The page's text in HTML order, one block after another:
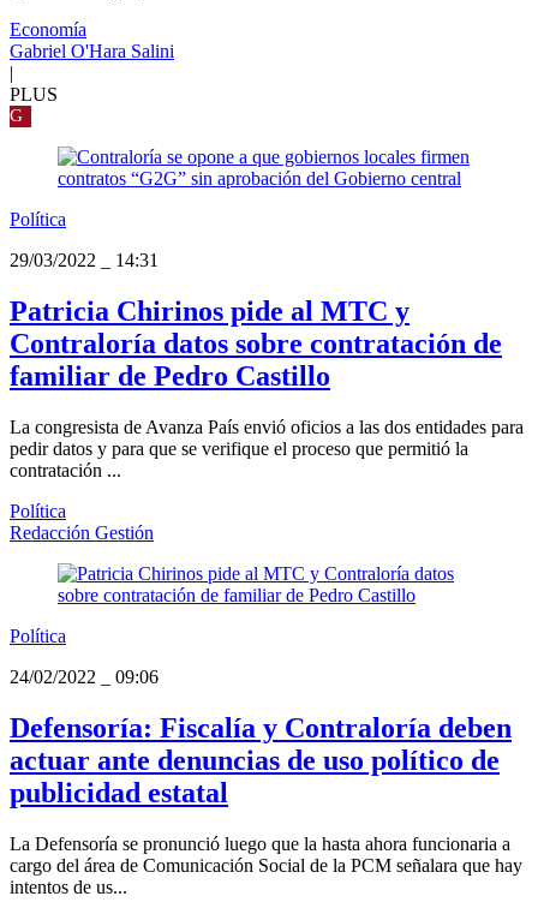
Economía
Gabriel O'Hara Salini
|
PLUS
G
Política
29/03/2022
14:31
Patricia Chirinos pide al MTC y
Contraloría datos sobre contratación de
familiar de Pedro Castillo
La congresista de Avanza País envió oficios a las dos entidades para
pedir datos y para que se verifique el proceso que permitió la
contratación ...
Política
Redacción Gestión
Política
24/02/2022
09:06
Defensoría: Fiscalía y Contraloría deben
actuar ante denuncias de uso político de
publicidad estatal
La Defensoría se pronunció luego que la hasta ahora funcionaria a
cargo del área de Comunicación Social de la PCM señalara que hay
intentos de us...